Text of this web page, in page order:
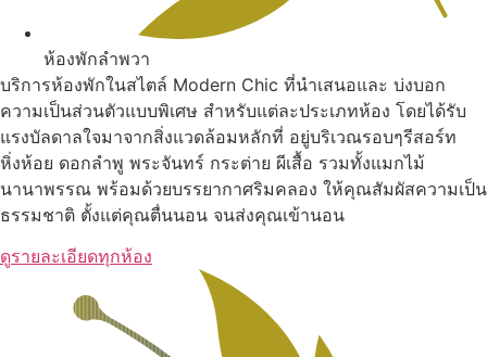
ห้องพักลำพวา
บริการห้องพักในสไตล์ Modern Chic ที่นำเสนอและ บ่งบอก
ความเป็นส่วนตัวแบบพิเศษ สำหรับแต่ละประเภทห้อง โดยได้รับ
แรงบัลดาลใจมาจากสิ่งแวดล้อมหลักที่ อยู่บริเวณรอบๆรีสอร์ท
หิ่งห้อย ดอกลำพู พระจันทร์ กระต่าย ผีเสื้อ รวมทั้งแมกไม้
นานาพรรณ พร้อมด้วยบรรยากาศริมคลอง ให้คุณสัมผัสความเป็น
ธรรมชาติ ตั้งแต่คุณตื่นนอน จนส่งคุณเข้านอน
ดูรายละเอียดทุกห้อง